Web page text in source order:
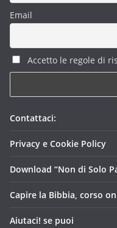
Email
Accetto le regole di
Contattaci:
Privacy e Cookie Policy
Download “Non di Solo
Capire la Bibbia, corso
Aiutaci! se puoi